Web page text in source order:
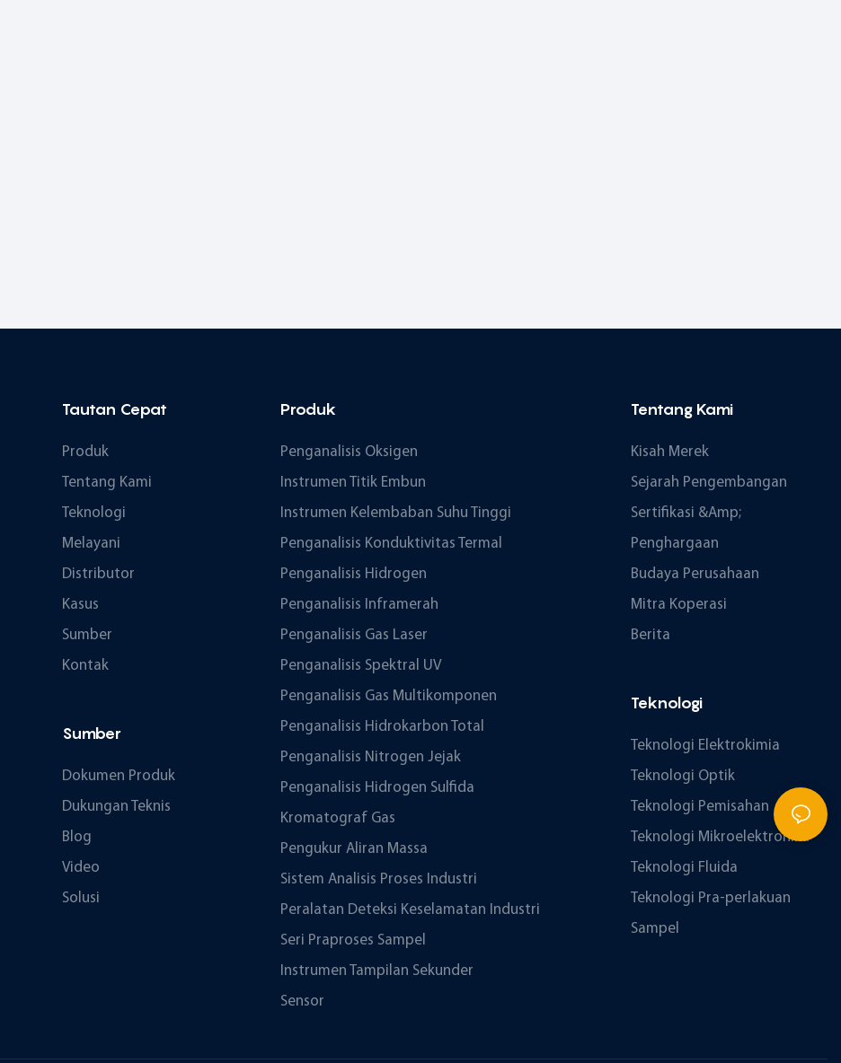
Tautan Cepat
Produk
Tentang Kami
Teknologi
Melayani
Distributor
Kasus
Sumber
Kontak
Sumber
Dokumen Produk
Dukungan Teknis
Blog
Video
Solusi
Produk
Penganalisis Oksigen
Instrumen Titik Embun
Instrumen Kelembaban Suhu Tinggi
Penganalisis Konduktivitas Termal
Penganalisis Hidrogen
Penganalisis Inframerah
Penganalisis Gas Laser
Penganalisis Spektral UV
Penganalisis Gas Multikomponen
Penganalisis Hidrokarbon Total
Penganalisis Nitrogen Jejak
Penganalisis Hidrogen Sulfida
Kromatograf Gas
Pengukur Aliran Massa
Sistem Analisis Proses Industri
Peralatan Deteksi Keselamatan Industri
Seri Praproses Sampel
Instrumen Tampilan Sekunder
Sensor
Tentang Kami
Kisah Merek
Sejarah Pengembangan
Sertifikasi &amp;
Penghargaan
Budaya Perusahaan
Mitra Koperasi
Berita
Teknologi
Teknologi Elektrokimia
Teknologi Optik
Teknologi Pemisahan
Teknologi Mikroelektronika
Teknologi Fluida
Teknologi Pra-perlakuan
Sampel